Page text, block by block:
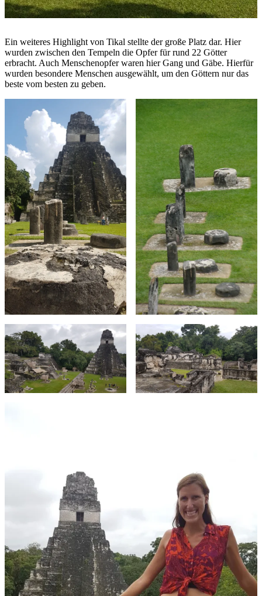
Ein weiteres Highlight von Tikal stellte der große Platz dar. Hier
wurden zwischen den Tempeln die Opfer für rund 22 Götter
erbracht. Auch Menschenopfer waren hier Gang und Gäbe. Hierfür
wurden besondere Menschen ausgewählt, um den Göttern nur das
beste vom besten zu geben.